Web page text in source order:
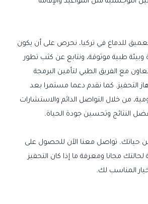
للدماغ في تركيا، نحرص على أن يكون
طبية موثوقة، ونتابع عن كثب تطور
مع الفريق الطبي لتأمين البرمجة
التحفيز. كما نقدم دعما مستمرا بعد
من خلال التواصل الدائم والاستشارات
النتائج وتحسين جودة الحياة.
حياتك. تواصل معنا الآن للحصول على
مجانا ومعرفة ما إذا كان التحفيز
المناسب لك.